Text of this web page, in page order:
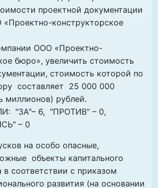
проектной документации
конструкторское
ООО «Проектно-
бюро», увеличить стоимость
стоимость которой по
составляет 25 000 000
миллионов) рублей.
"ЗА"– 6, "ПРОТИВ" – 0,
– 0
на особо опасные,
объекты капитального
в соответствии с приказом
развития (на основании